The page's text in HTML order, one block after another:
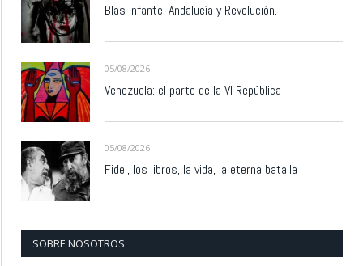
Blas Infante: Andalucía y Revolución.
05/08/2026
Venezuela: el parto de la VI República
05/08/2026
Fidel, los libros, la vida, la eterna batalla
SOBRE NOSOTROS